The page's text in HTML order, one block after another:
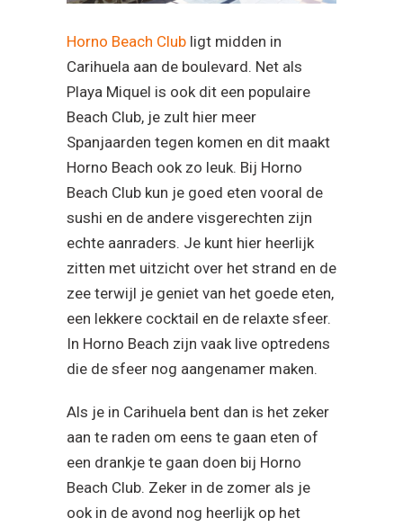
Horno Beach Club ligt midden in
Carihuela aan de boulevard. Net als
Playa Miquel is ook dit een populaire
Beach Club, je zult hier meer
Spanjaarden tegen komen en dit maakt
Horno Beach ook zo leuk. Bij Horno
Beach Club kun je goed eten vooral de
sushi en de andere visgerechten zijn
echte aanraders. Je kunt hier heerlijk
zitten met uitzicht over het strand en de
zee terwijl je geniet van het goede eten,
een lekkere cocktail en de relaxte sfeer.
In Horno Beach zijn vaak live optredens
die de sfeer nog aangenamer maken.
Als je in Carihuela bent dan is het zeker
aan te raden om eens te gaan eten of
een drankje te gaan doen bij Horno
Beach Club. Zeker in de zomer als je
ook in de avond nog heerlijk op het